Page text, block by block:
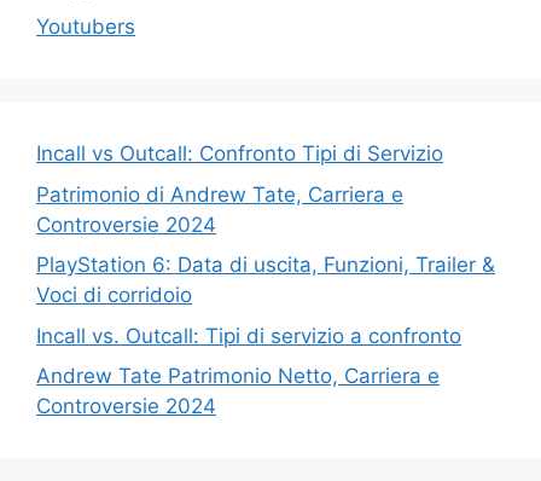
Youtubers
Incall vs Outcall: Confronto Tipi di Servizio
Patrimonio di Andrew Tate, Carriera e
Controversie 2024
PlayStation 6: Data di uscita, Funzioni, Trailer &
Voci di corridoio
Incall vs. Outcall: Tipi di servizio a confronto
Andrew Tate Patrimonio Netto, Carriera e
Controversie 2024